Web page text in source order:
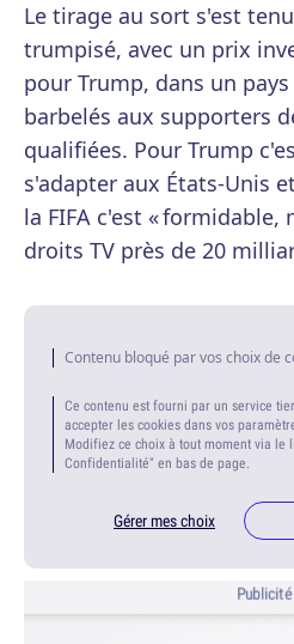
Le tirage au sort s'est
trumpisé, avec un prix
pour Trump, dans un
barbelés aux supporters
qualifiées. Pour Trump
s'adapter aux États-Unis
la FIFA c'est « formidable,
droits TV près de 20
Contenu bloqué par vos choix de
Ce contenu est fourni par un service
accepter les cookies dans vos
Modifiez ce choix à tout moment via le
Confidentialité" en bas de page.
Gérer mes choix
Publicité